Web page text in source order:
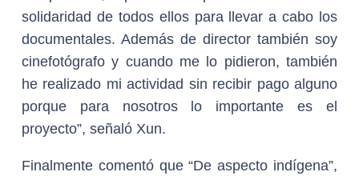
solidaridad de todos ellos para llevar a cabo los
documentales. Además de director también soy
cinefotógrafo y cuando me lo pidieron, también
he realizado mi actividad sin recibir pago alguno
porque para nosotros lo importante es el
proyecto”, señaló Xun.
Finalmente comentó que “De aspecto indígena”,